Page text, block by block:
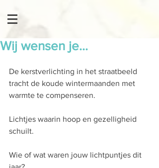
Wij wensen je...
De kerstverlichting in het straatbeeld
tracht de koude wintermaanden met
warmte te compenseren.
Lichtjes waarin hoop en gezelligheid
schuilt.
Wie of wat waren jouw lichtpuntjes dit